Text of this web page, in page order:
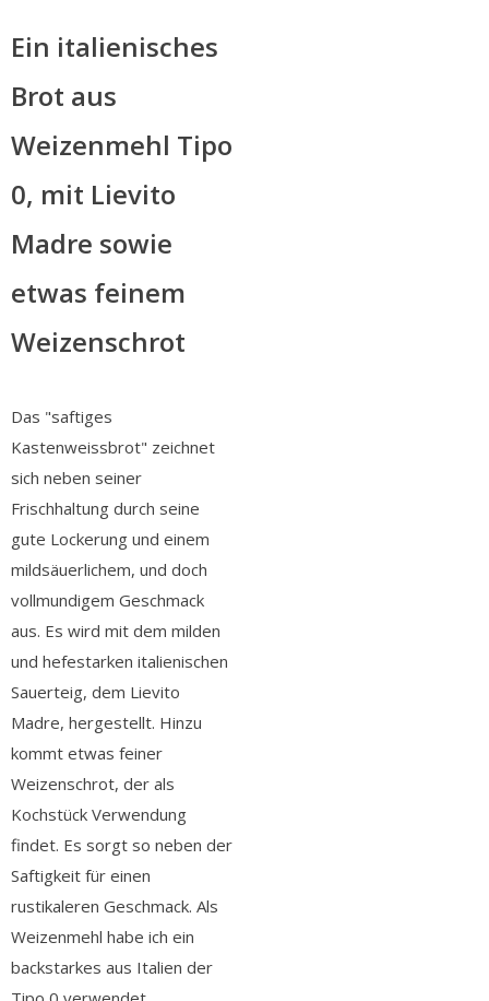
Ein italienisches
Brot aus
Weizenmehl Tipo
0, mit Lievito
Madre sowie
etwas feinem
Weizenschrot
Das "saftiges
Kastenweissbrot" zeichnet
sich neben seiner
Frischhaltung durch seine
gute Lockerung und einem
mildsäuerlichem, und doch
vollmundigem Geschmack
aus. Es wird mit dem milden
und hefestarken italienischen
Sauerteig, dem Lievito
Madre, hergestellt. Hinzu
kommt etwas feiner
Weizenschrot, der als
Kochstück Verwendung
findet. Es sorgt so neben der
Saftigkeit für einen
rustikaleren Geschmack. Als
Weizenmehl habe ich ein
backstarkes aus Italien der